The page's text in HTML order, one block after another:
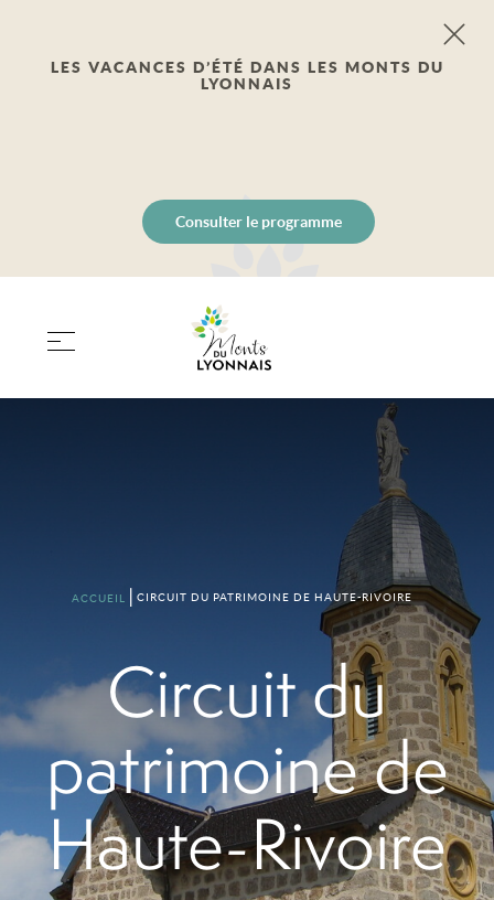
LES VACANCES D’ÉTÉ DANS LES MONTS DU
LYONNAIS
Consulter le programme
ACCUEIL CIRCUIT DU PATRIMOINE DE HAUTE-RIVOIRE
Circuit du
patrimoine de
Haute-Rivoire